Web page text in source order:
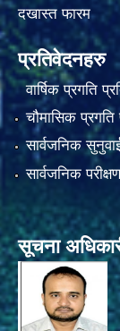
दखास्त फारम
प्रतिवेदनहरु
वार्षिक प्रगति
चौमासिक प्रगति
सार्वजनिक
सार्वजनिक परीक्षण
सूचना